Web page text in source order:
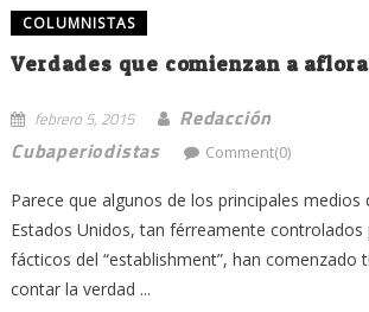
COLUMNISTAS
Verdades que comienzan a
febrero 5, 2015
Redacción
Cubaperiodistas
Comment(0)
Parece que algunos de los principales medios
Estados Unidos, tan férreamente controlados
fácticos del “establishment”, han comenzado
contar la verdad ...